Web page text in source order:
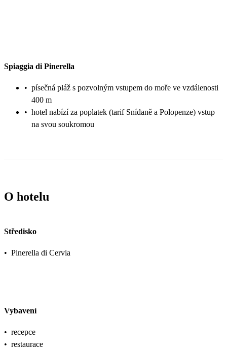
Spiaggia di Pinerella
• písečná pláž s pozvolným vstupem do moře ve vzdálenosti
400 m
• hotel nabízí za poplatek (tarif Snídaně a Polopenze) vstup
na svou soukromou
O hotelu
Středisko
• Pinerella di Cervia
Vybavení
• recepce
• restaurace